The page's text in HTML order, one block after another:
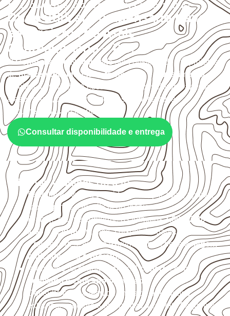
APLICAÇÕES DO COMPENSADO NAVAL
Onde utilizar Compensado Naval
em projetos de Assis
Chateaubriand – PR?
OCompensado Navalpode ser considerado em projetos
demarcenaria, indústria, transporte e revestimento
sujeitos à umidade. A escolha deve considerar a aplicação,
a espessura, o acabamento e as características
documentadas do painel.
Consultar disponibilidade e entrega
Critérios técnicos de uso
Escolha a medida considerando aplicação, apoios,
montagem e especificação técnica.
Planeje o corte conforme os formatos1,60 × 2,20 m e
1,60 × 2,50 m, sujeitos à disponibilidade.
Proteja cortes, furos e extremidades com aselagem
indicada para o projeto.
Armazene as chapas em localcoberto, seco,
ventilado e com apoio nivelado
Consulte a ficha técnica antes de aplicações
externas, estruturais ou sujeitas a contato frequente